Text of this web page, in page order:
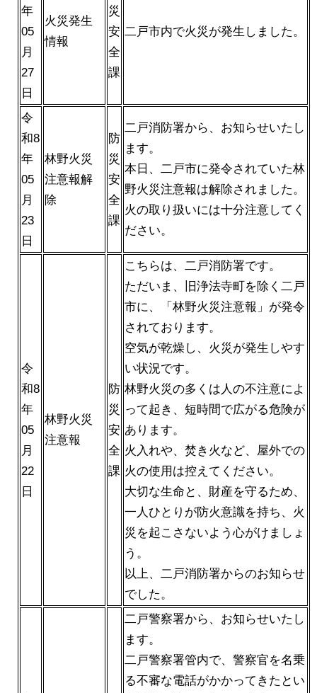
年
05
月
27
日
火災発生
情報
災
安
全
課
二戸市内で火災が発生しました。
令
和8
年
05
月
23
日
林野火災
注意報解
除
防
災
安
全
課
二戸消防署から、お知らせいたし
ます。
本日、二戸市に発令されていた林
野火災注意報は解除されました。
火の取り扱いには十分注意してく
ださい。
令
和8
年
05
月
22
日
林野火災
注意報
防
災
安
全
課
こちらは、二戸消防署です。
ただいま、旧浄法寺町を除く二戸
市に、「林野火災注意報」が発令
されております。
空気が乾燥し、火災が発生しやす
い状況です。
林野火災の多くは人の不注意によ
って起き、短時間で広がる危険が
あります。
火入れや、焚き火など、屋外での
火の使用は控えてください。
大切な生命と、財産を守るため、
一人ひとりが防火意識を持ち、火
災を起こさないよう心がけましょ
う。
以上、二戸消防署からのお知らせ
でした。
二戸警察署から、お知らせいたし
ます。
二戸警察署管内で、警察官を名乗
る不審な電話がかかってきたとい